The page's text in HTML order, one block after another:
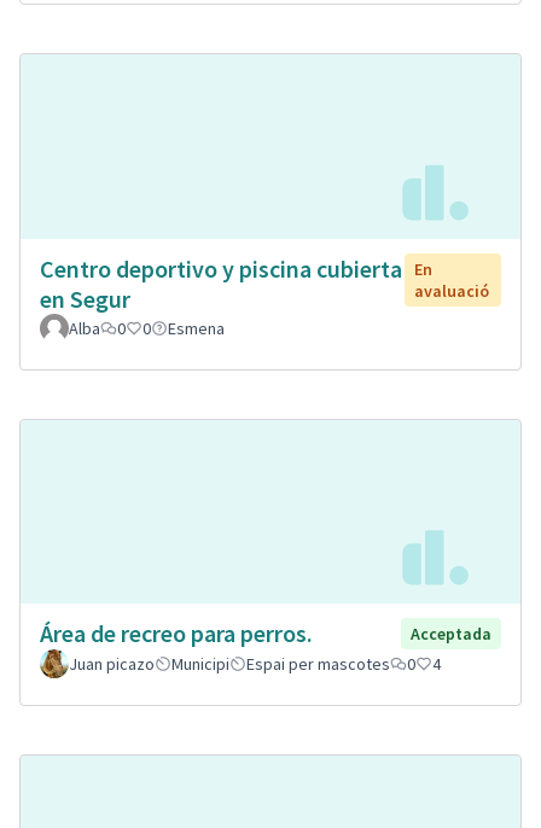
Centro deportivo y piscina cubierta
en Segur
En
avaluació
Alba
0 0 Esmena
Área de recreo para perros.
Acceptada
Juan picazo
Municipi Espai per mascotes 0 4